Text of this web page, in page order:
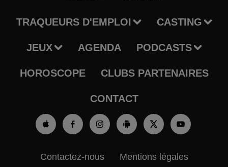
TRAQUEURS D'EMPLOI CASTING
JEUX AGENDA PODCASTS
HOROSCOPE CLUBS PARTENAIRES
CONTACT
Contactez-nous Mentions légales